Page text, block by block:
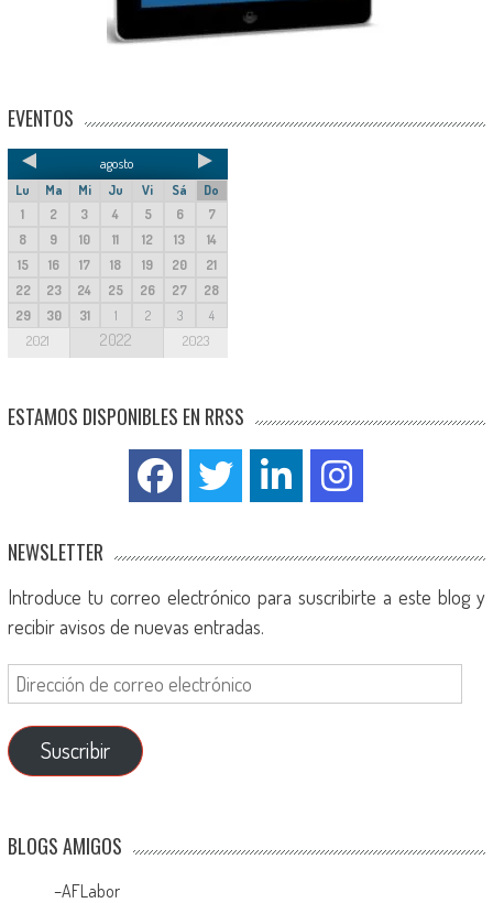
EVENTOS
agosto
Lu Ma Mi Ju Vi Sá
Do
1
2 3 4 5 6
7
8
9 10 11 12 13
14
15
16 17 18 19 20
21
22
23 24 25 26 27
28
29
30 31 1 2 3 4
2021 2022 2023
ESTAMOS DISPONIBLES EN RRSS
NEWSLETTER
Introduce tu correo electrónico para suscribirte a este blog y
recibir avisos de nuevas entradas.
Suscribir
BLOGS AMIGOS
–AFLabor